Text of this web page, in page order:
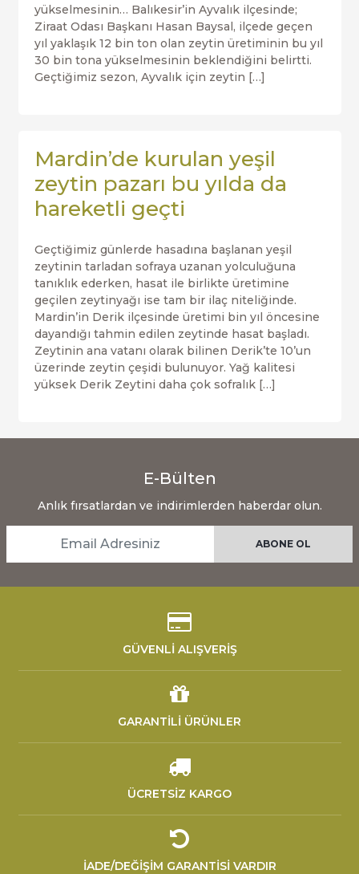
yükselmesinin… Balıkesir’in Ayvalık ilçesinde;
Ziraat Odası Başkanı Hasan Baysal, ilçede geçen
yıl yaklaşık 12 bin ton olan zeytin üretiminin bu yıl
30 bin tona yükselmesinin beklendiğini belirtti.
Geçtiğimiz sezon, Ayvalık için zeytin […]
Mardin’de kurulan yeşil
zeytin pazarı bu yılda da
hareketli geçti
Geçtiğimiz günlerde hasadına başlanan yeşil
zeytinin tarladan sofraya uzanan yolculuğuna
tanıklık ederken, hasat ile birlikte üretimine
geçilen zeytinyağı ise tam bir ilaç niteliğinde.
Mardin’in Derik ilçesinde üretimi bin yıl öncesine
dayandığı tahmin edilen zeytinde hasat başladı.
Zeytinin ana vatanı olarak bilinen Derik’te 10’un
üzerinde zeytin çeşidi bulunuyor. Yağ kalitesi
yüksek Derik Zeytini daha çok sofralık […]
E-Bülten
Anlık fırsatlardan ve indirimlerden haberdar olun.
GÜVENLİ ALIŞVERİŞ
GARANTİLİ ÜRÜNLER
ÜCRETSİZ KARGO
İADE/DEĞİŞİM GARANTİSİ VARDIR